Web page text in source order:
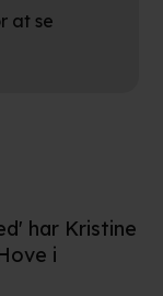
at se
har Kristine
i